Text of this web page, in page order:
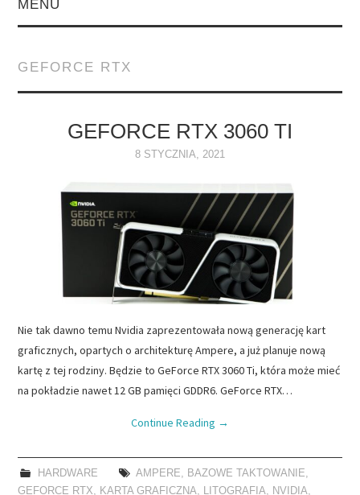
MENU
MONITORY
OPROGRAMOWANIE
INTERNET
GEFORCE RTX
GEFORCE RTX 3060 TI
8 STYCZNIA, 2021
Nie tak dawno temu Nvidia zaprezentowała nową generację kart
graficznych, opartych o architekturę Ampere, a już planuje nową
kartę z tej rodziny. Będzie to GeForce RTX 3060 Ti, która może mieć
na pokładzie nawet 12 GB pamięci GDDR6. GeForce RTX…
Continue Reading →
HARDWARE AMPERE, BAZOWE TAKTOWANIE,
GEFORCE RTX, KARTA GRAFICZNA, LITOGRAFIA, NVIDIA,